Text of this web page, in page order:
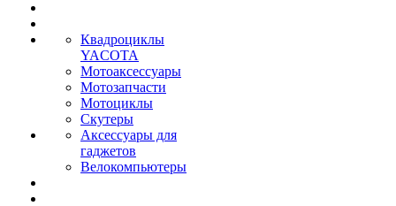
Квадроциклы
YACOTA
Мотоаксессуары
Мотозапчасти
Мотоциклы
Скутеры
Аксессуары для
гаджетов
Велокомпьютеры